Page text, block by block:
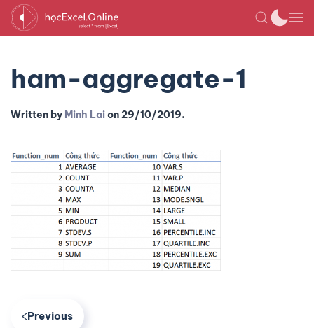
ham-aggregate-1
Written by Minh Laion29/10/2019.
Previous